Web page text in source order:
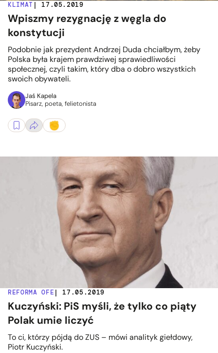
KLIMAT | 17.05.2019
Wpiszmy rezygnację z węgla do
konstytucji
Podobnie jak prezydent Andrzej Duda chciałbym, żeby
Polska była krajem prawdziwej sprawiedliwości
społecznej, czyli takim, który dba o dobro wszystkich
swoich obywateli.
Jaś Kapela
Pisarz, poeta, felietonista
REFORMA OFE | 17.05.2019
Kuczyński: PiS myśli, że tylko co piąty
Polak umie liczyć
To ci, którzy pójdą do ZUS – mówi analityk giełdowy,
Piotr Kuczyński.